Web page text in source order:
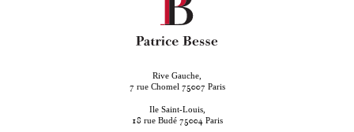
Rive Gauche,
7 rue Chomel 75007 Paris
Ile Saint-Louis,
18 rue Budé 75004 Paris